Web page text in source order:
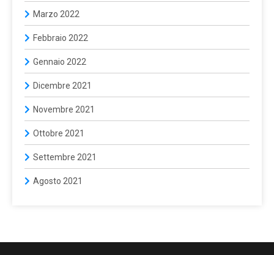
Marzo 2022
Febbraio 2022
Gennaio 2022
Dicembre 2021
Novembre 2021
Ottobre 2021
Settembre 2021
Agosto 2021